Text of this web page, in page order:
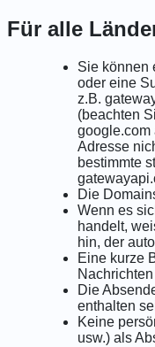
Für alle
Sie können
oder eine
z.B.
(beachten
google.com
Adresse
bestimmte
Die
Wenn es
handelt,
hin, der
Eine kurze
Die
enthalten
Keine
usw.) als